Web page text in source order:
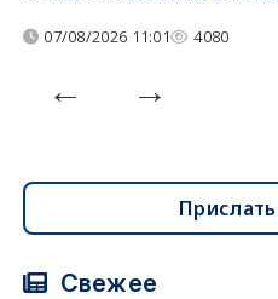
07/08/2026 11:01 4080
Свежее